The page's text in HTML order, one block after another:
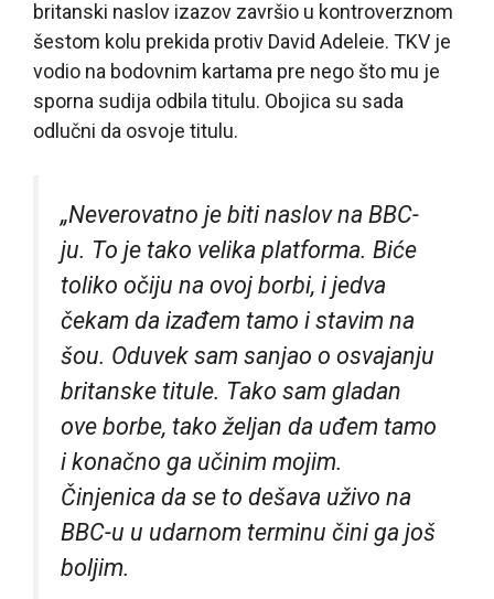
britanski naslov izazov završio u kontroverznom
šestom kolu prekida protiv David Adeleie. TKV je
vodio na bodovnim kartama pre nego što mu je
sporna sudija odbila titulu. Obojica su sada
odlučni da osvoje titulu.
„Neverovatno je biti naslov na BBC-
ju. To je tako velika platforma. Biće
toliko očiju na ovoj borbi, i jedva
čekam da izađem tamo i stavim na
šou. Oduvek sam sanjao o osvajanju
britanske titule. Tako sam gladan
ove borbe, tako željan da uđem tamo
i konačno ga učinim mojim.
Činjenica da se to dešava uživo na
BBC-u u udarnom terminu čini ga još
boljim.